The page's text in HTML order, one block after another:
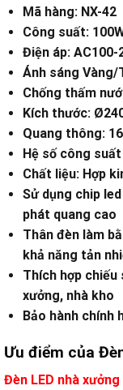
Mã hàng: NX-42
Công suất:
Điện áp: AC100-
Ánh sáng Vàng/
Chống thấm
Kích thước:
Quang thông:
Hệ số công suất
Chất liệu: Hợp
Sử dụng chip
phát quang cao
Thân đèn làm
khả năng tản
Thích hợp chiếu
xưởng, nhà kho
Bảo hành chính
Ưu điểm của
Đèn LED nhà xưởng